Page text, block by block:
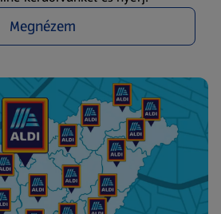
Megnézem